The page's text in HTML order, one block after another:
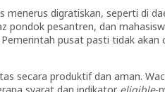
menerus digratiskan, seperti di
pondok pesantren, dan
pusat pasti tidak akan
secara produktif dan aman.